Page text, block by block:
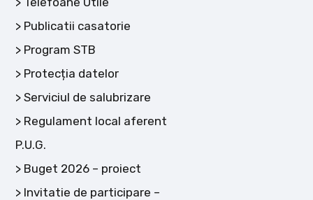
Publicatii casatorie
Program STB
Protecția datelor
Serviciul de salubrizare
Regulament local aferent
P.U.G.
Buget 2026 – proiect
Invitatie de participare –